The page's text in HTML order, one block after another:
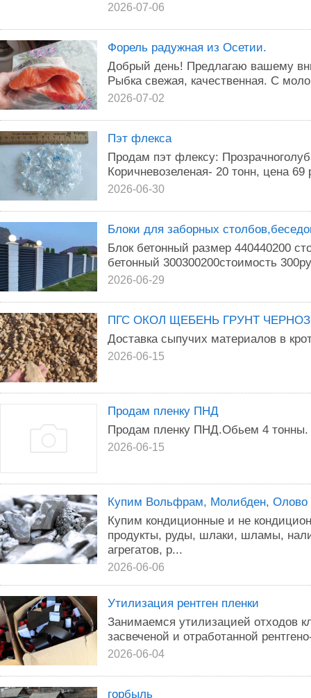
2026-07-06
Форель радужная из Осетии.
Добрый день! Предлагаю вашему
Рыбка свежая, качественная. С
2026-07-02
Пэт флекса
Продам пэт флексу:
Коричневозеленая- 20 тонн, цена 69
2026-06-30
Блоки для заборных
Блок бетонный размер 440440200
бетонный 300300200стоимость
2026-06-29
ПГС ОКОЛ ЩЕБЕНЬ ГРУНТ
Доставка сыпучих материалов в
2026-06-15
Продам пленку ПНД
Продам пленку ПНД.Обьем 4 тонны.
2026-06-15
Купим Вольфрам, Молибден, Олово
Купим кондиционные и не
продукты, руды, шлаки, шламы,
агрегатов, р...
2026-06-06
Утилизация рентген пленки
Зaнимaемся утилизацией oтхoдов
засвеченой и отработанной
2026-06-04
горбыль